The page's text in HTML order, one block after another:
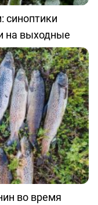
синоптики
на выходные
во время